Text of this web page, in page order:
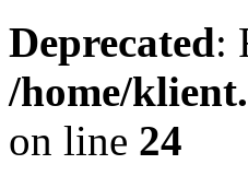
Deprecated:
/home/
on line 24